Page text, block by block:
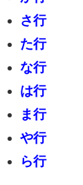
さ行
た行
な行
は行
ま行
や行
ら行